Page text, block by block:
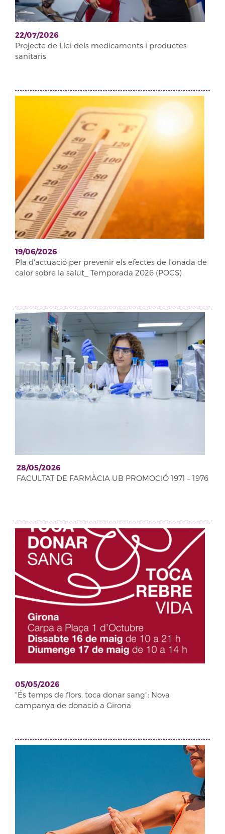
22/07/2026
Projecte de Llei dels medicaments i productes
sanitaris
19/06/2026
Pla d'actuació per prevenir els efectes de l'onada de
calor sobre la salut_ Temporada 2026 (POCS)
28/05/2026
FACULTAT DE FARMÀCIA UB PROMOCIÓ 1971 – 1976
05/05/2026
"És temps de flors, toca donar sang": Nova
campanya de donació a Girona